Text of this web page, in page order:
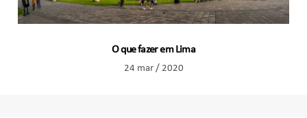
O que fazer em Lima
24 mar / 2020